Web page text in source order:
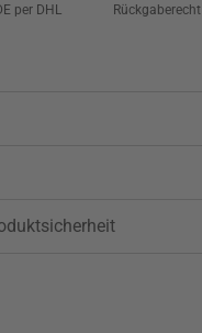
per DHL
Rückgaberecht